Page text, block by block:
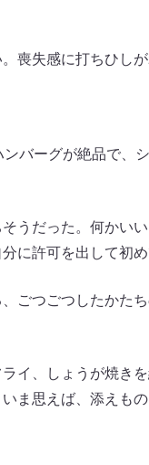
喪失感に打ちひしが
バーグが絶品で、
うだった。何かい
に許可を出して初め
ごつごつしたかた
イ、しょうが焼き
ま思えば、添えも